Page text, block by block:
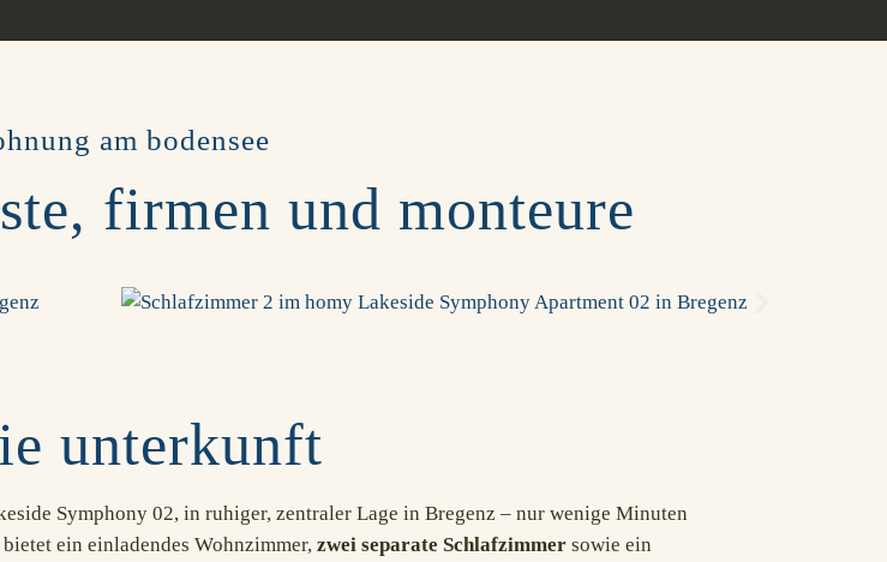
am bodensee​
firmen und monteure
unterkunft
Symphony 02, in ruhiger, zentraler Lage in Bregenz – nur wenige Minuten
bietet ein einladendes Wohnzimmer, zwei separate Schlafzimmer sowie ein